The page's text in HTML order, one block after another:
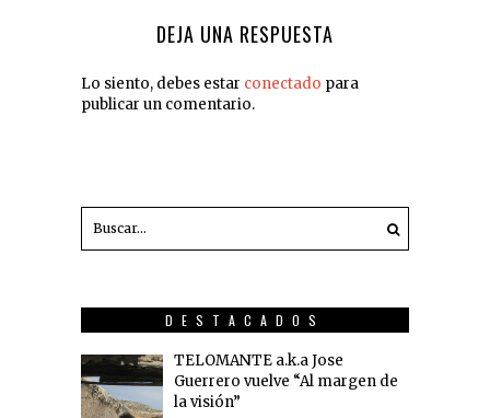
DEJA UNA RESPUESTA
Lo siento, debes estar conectado para
publicar un comentario.
DESTACADOS
TELOMANTE a.k.a Jose
Guerrero vuelve “Al margen de
la visión”